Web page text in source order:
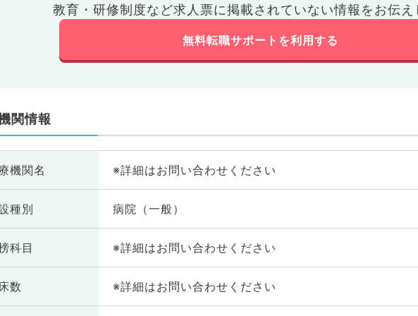
教育・研修制度など求人票に掲載されていない情報をお伝え
無料転職サポートを利用する
関情報
機関名 ※詳細はお問い合わせください
種別 病院（一般）
科目 ※詳細はお問い合わせください
数 ※詳細はお問い合わせください